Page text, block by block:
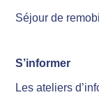
Séjour de
S’informer
Les ateliers